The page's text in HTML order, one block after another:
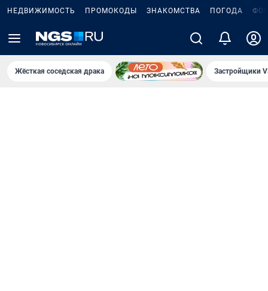
НЕДВИЖИМОСТЬ ПРОМОКОДЫ ЗНАКОМСТВА ПОГОДА
Жёсткая соседская драка Застройщики